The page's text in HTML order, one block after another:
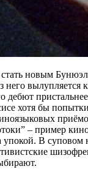
новым
вылупляется
дебют
хотя бы
– пример
упокой. В суповом